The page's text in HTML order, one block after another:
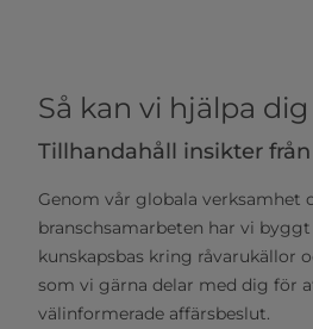
Så kan vi hjälpa dig
Tillhandahåll insikter
Genom vår globala verksamhet
branschsamarbeten har vi
kunskapsbas kring råvarukällor
som vi gärna delar med dig för
välinformerade affärsbeslut.